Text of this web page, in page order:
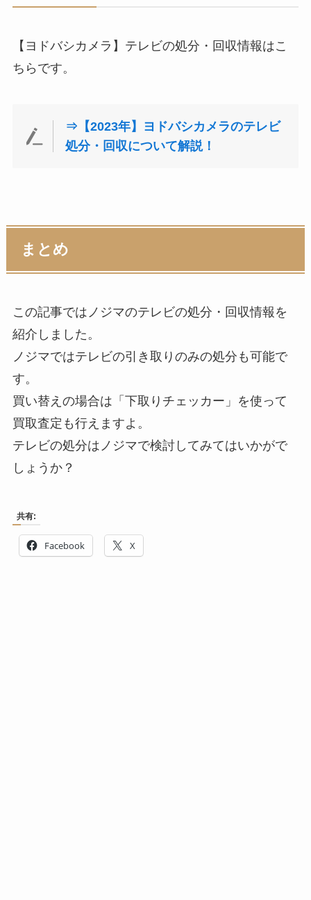
【ヨドバシカメラ】テレビの処分・回収情報はこ
ちらです。
⇒【2023年】ヨドバシカメラのテレビ
処分・回収について解説！
まとめ
この記事ではノジマのテレビの処分・回収情報を
紹介しました。
ノジマではテレビの引き取りのみの処分も可能で
す。
買い替えの場合は「下取りチェッカー」を使って
買取査定も行えますよ。
テレビの処分はノジマで検討してみてはいかがで
しょうか？
共有:
Facebook X